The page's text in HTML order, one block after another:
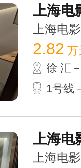
上海电
上海电
2.82 万
徐 汇
1号线
上海电
上海电